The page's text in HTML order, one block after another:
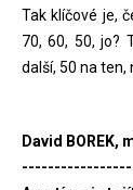
Tak klíčové je,
70, 60, 50, jo?
další, 50 na ten,
David BOREK,